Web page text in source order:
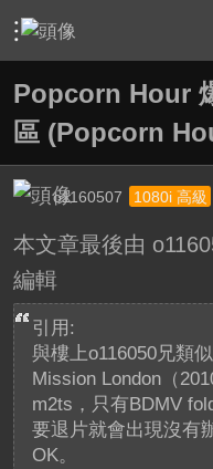
› 軟硬體相關技術 › 高畫
Popcorn Hour
區 (Popcorn
o1160507 1080i 高級
本文章最後由
編輯
引用:
與樓上o116050兄類
Mission London（
m2ts，只有BDMV
要退片就會出現沒有
OK。